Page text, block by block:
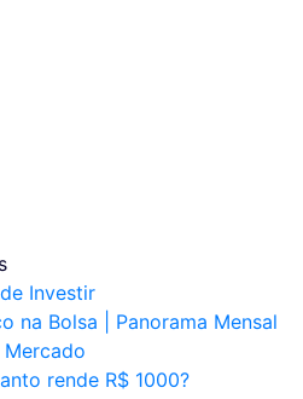
Investir
na Bolsa | Panorama Mensal
rende R$ 1000?